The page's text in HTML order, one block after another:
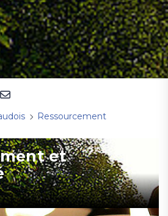
Ressourcement
et